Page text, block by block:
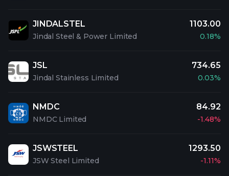
JINDALSTEL
Jindal Steel & Power Limited
1103.00
0.18%
JSL
Jindal Stainless Limited
734.65
0.03%
NMDC
NMDC Limited
84.92
-1.48%
JSWSTEEL
JSW Steel Limited
1293.50
-1.11%